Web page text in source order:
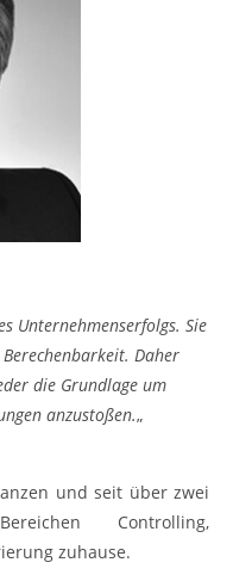
Unternehmenserfolgs. Sie
Daher
die Grundlage um
anzustoßen.„
und seit über zwei
Controlling,
zuhause.